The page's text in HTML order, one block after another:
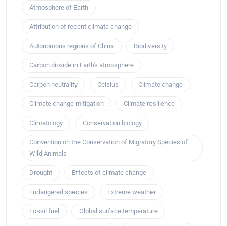
Atmosphere of Earth
Attribution of recent climate change
Autonomous regions of China Biodiversity
Carbon dioxide in Earth's atmosphere
Carbon neutrality Celsius Climate change
Climate change mitigation Climate resilience
Climatology Conservation biology
Convention on the Conservation of Migratory Species of
Wild Animals
Drought Effects of climate change
Endangered species Extreme weather
Fossil fuel Global surface temperature